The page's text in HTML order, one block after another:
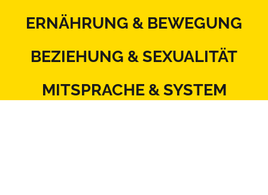
ERNÄHRUNG & BEWEGUNG
BEZIEHUNG & SEXUALITÄT
MITSPRACHE & SYSTEM